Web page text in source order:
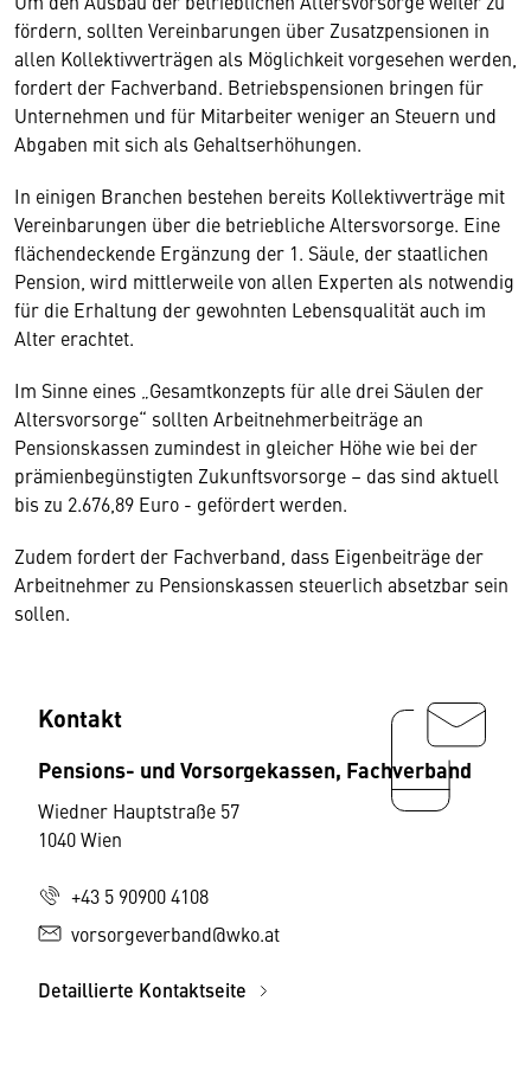
fördern, sollten Vereinbarungen über Zusatzpensionen in
allen Kollektivverträgen als Möglichkeit vorgesehen werden,
fordert der Fachverband. Betriebspensionen bringen für
Unternehmen und für Mitarbeiter weniger an Steuern und
Abgaben mit sich als Gehaltserhöhungen.
In einigen Branchen bestehen bereits Kollektivverträge mit
Vereinbarungen über die betriebliche Altersvorsorge. Eine
flächendeckende Ergänzung der 1. Säule, der staatlichen
Pension, wird mittlerweile von allen Experten als notwendig
für die Erhaltung der gewohnten Lebensqualität auch im
Alter erachtet.
Im Sinne eines „Gesamtkonzepts für alle drei Säulen der
Altersvorsorge“ sollten Arbeitnehmerbeiträge an
Pensionskassen zumindest in gleicher Höhe wie bei der
prämienbegünstigten Zukunftsvorsorge – das sind aktuell
bis zu 2.676,89 Euro - gefördert werden.
Zudem fordert der Fachverband, dass Eigenbeiträge der
Arbeitnehmer zu Pensionskassen steuerlich absetzbar sein
sollen.
Kontakt
Pensions- und Vorsorgekassen, Fachverband
Wiedner Hauptstraße 57
1040 Wien
+43 5 90900 4108
vorsorgeverband@wko.at
Detaillierte Kontaktseite